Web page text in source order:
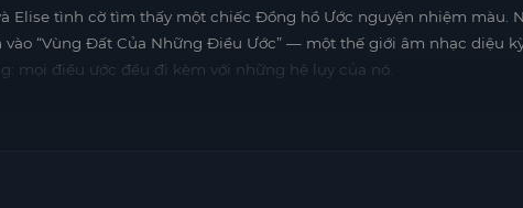
Elise tình cờ tìm thấy một chiếc Đồng hồ Ước nguyện nhiệm màu.
“Vùng Đất Của Những Điều Ước” — một thế giới âm nhạc diệu
mọi điều ước đều đi kèm với những hệ lụy của nó.